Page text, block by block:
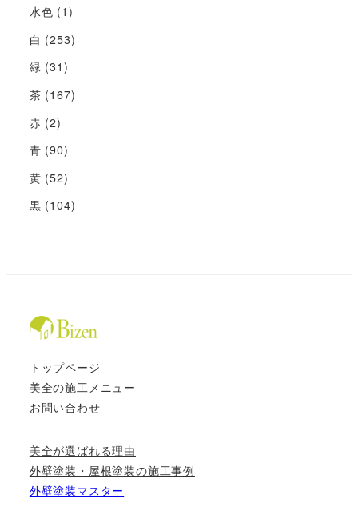
水色 (1)
白 (253)
緑 (31)
茶 (167)
赤 (2)
青 (90)
黄 (52)
黒 (104)
トップページ
美全の施工メニュー
お問い合わせ
美全が選ばれる理由
外壁塗装・屋根塗装の施工事例
外壁塗装マスター